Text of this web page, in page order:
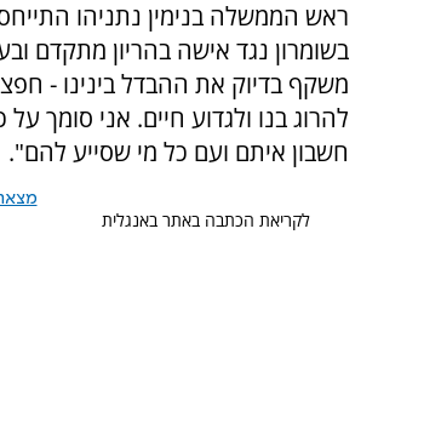
ראש הממשלה בנימין נתניהו
בשומרון נגד אישה בהריון מתקדם
משקף בדיוק את ההבדל בינינו -
להרוג בנו ולגדוע חיים. אני סומך
חשבון איתם ועם כל מי שסייע להם".
לקריאת הכתבה באתר באנגלית